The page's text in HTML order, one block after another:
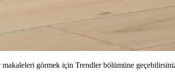
görmek için Trendler bölümüne